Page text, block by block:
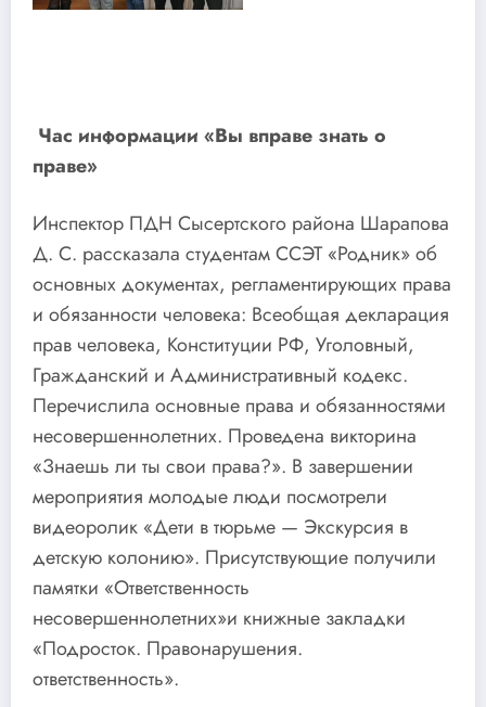
Час информации «Вы вправе знать о
праве»
Инспектор ПДН Сысертского района Шарапова
Д. С. рассказала студентам ССЭТ «Родник» об
основных документах, регламентирующих права
и обязанности человека: Всеобщая декларация
прав человека, Конституции РФ, Уголовный,
Гражданский и Административный кодекс.
Перечислила основные права и обязанностями
несовершеннолетних. Проведена викторина
«Знаешь ли ты свои права?». В завершении
мероприятия молодые люди посмотрели
видеоролик «Дети в тюрьме — Экскурсия в
детскую колонию». Присутствующие получили
памятки «Ответственность
несовершеннолетних»и книжные закладки
«Подросток. Правонарушения.
ответственность».